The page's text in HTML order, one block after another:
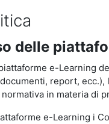
delle
e-Learning
report,
in materia di
e-Learning i